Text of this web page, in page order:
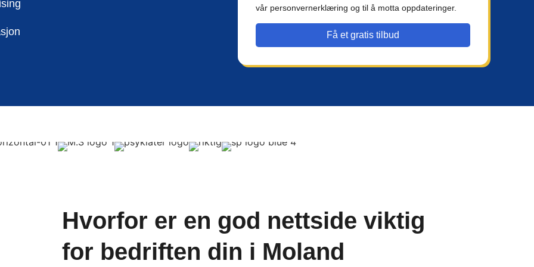
vår personvernerklæring og til å motta oppdateringer.
Få et gratis tilbud
Hvorfor er en god nettside viktig
for bedriften din i Moland